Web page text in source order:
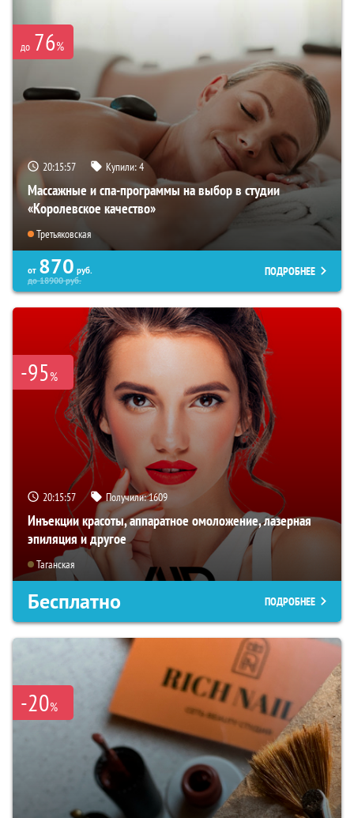
до 76%
20:15:56 Купили:4
Массажные и спа-программы на выбор в студии
«Королевское качество»
Третьяковская
от 870 руб.
до18900руб.
ПОДРОБНЕЕ
-95%
20:15:56 Получили:1609
Инъекции красоты, аппаратное омоложение, лазерная
эпиляция и другое
Таганская
Бесплатно ПОДРОБНЕЕ
-20%